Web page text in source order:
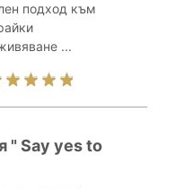
подход към
...
" Say yes to